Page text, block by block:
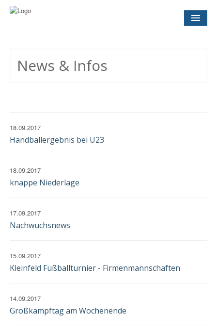
News & Infos
18.09.2017
Handballergebnis bei U23
18.09.2017
knappe Niederlage
17.09.2017
Nachwuchsnews
15.09.2017
Kleinfeld Fußballturnier - Firmenmannschaften
14.09.2017
Großkampftag am Wochenende